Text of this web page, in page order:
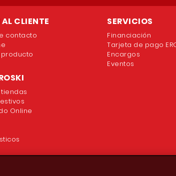
CLIENTE
contacto
Online
SERVICIOS
Financiación
Tarjeta de pago
Encargos
Eventos